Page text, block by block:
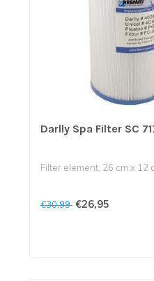
Darlly Spa Filter SC
Filter element, 26 cm x 12
€30,99 €26,95